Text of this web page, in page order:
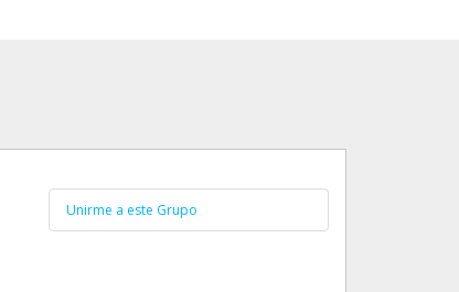
Unirme a este Grupo